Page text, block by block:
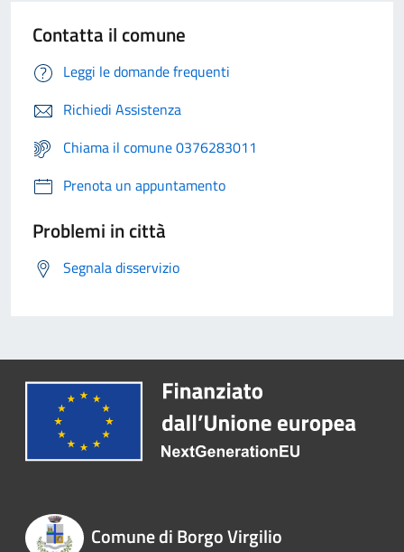
Contatta il comune
Leggi le domande frequenti
Richiedi Assistenza
Chiama il comune 0376283011
Prenota un appuntamento
Problemi in città
Segnala disservizio
Comune di Borgo Virgilio